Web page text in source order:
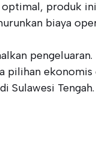
produk
biaya
ekonomis
Sulawesi Tengah.